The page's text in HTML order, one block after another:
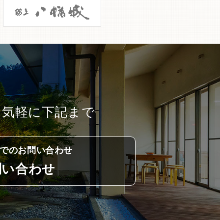
軽に下記まで
のお問い合わせ
合わせ